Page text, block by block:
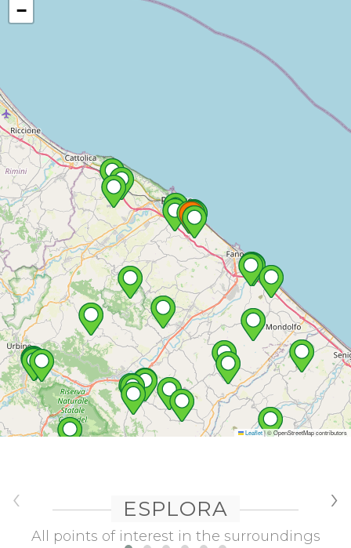
−
Leaflet|© OpenStreetMap contributors
ESPLORA
All points of interest in the surroundings
‹ ›